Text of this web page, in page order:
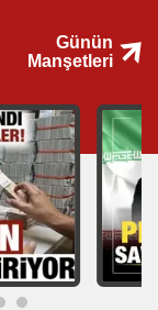
Günün
Manşetleri